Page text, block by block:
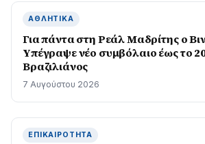
ΑΘΛΗΤΙΚΆ
Για πάντα στη Ρεάλ Μαδρίτης ο
Yπέγραψε νέο συμβόλαιο έως το
Βραζιλιάνος
7 Αυγούστου 2026
ΕΠΙΚΑΙΡΌΤΗΤΑ